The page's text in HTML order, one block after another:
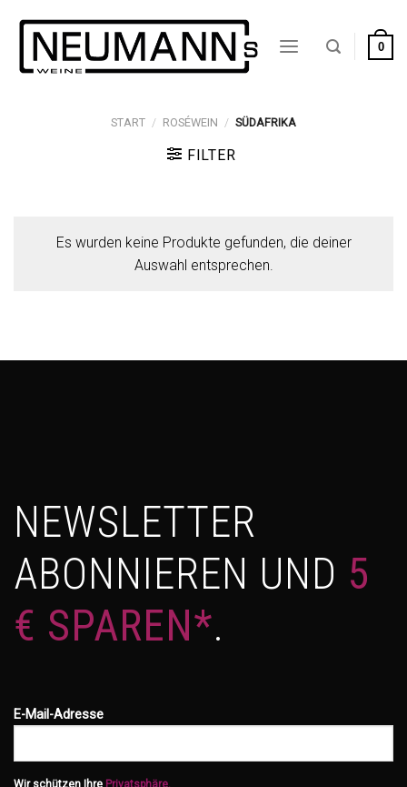
Inhalt
springen
0
START / ROSÉWEIN / SÜDAFRIKA
FILTER
Es wurden keine Produkte gefunden, die deiner
Auswahl entsprechen.
NEWSLETTER
ABONNIEREN UND 5
€ SPAREN*.
E-Mail-Adresse
Wir schützen Ihre Privatsphäre.